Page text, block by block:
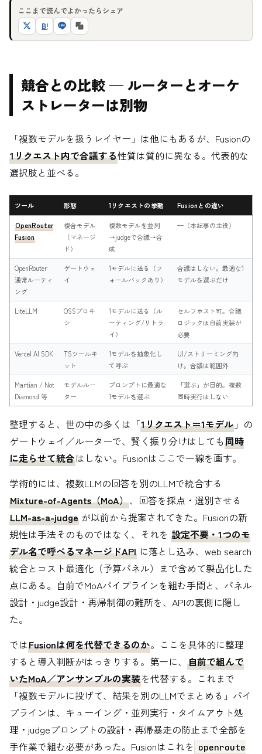
ここまで読んでよかったらシェア
B!
競合との比較 — ルーターとオーケ
ストレーターは別物
「複数モデルを扱うレイヤー」は他にもあるが、Fusionの
1リクエスト内で合議する性質は質的に異なる。代表的な
選択肢と並べる。
ツール 形態 1リクエストの挙動 Fusionとの違い
OpenRouter
Fusion
複合モデル
（マネージ
ド）
複数モデルを並列
→judgeで合議→合
成
—（本記事の主役）
OpenRouter
通常ルーティ
ング
ゲートウェ
イ
1モデルに送る（フ
ォールバックあり）
合議はしない。最適な1
モデルを選ぶだけ
LiteLLM
OSSプロキ
シ
1モデルに送る（ル
ーティング/リトラ
イ）
セルフホスト可。合議
ロジックは自前実装が
必要
Vercel AI SDK
TSツールキ
ット
1モデルを抽象化し
て呼ぶ
UI/ストリーミング向
け。合議は範囲外
Martian / Not
Diamond 等
モデルルー
ター
プロンプトに最適な
1モデルを選ぶ
「選ぶ」が目的。複数
同時実行はしない
整理すると、世の中の多くは「1リクエスト＝1モデル 」の
ゲートウェイ／ルーターで、賢く振り分けはしても同時
に走らせて統合はしない。Fusionはここで一線を画す。
学術的には、複数LLMの回答を別のLLMで統合する
Mixture-of-Agents（MoA）、回答を採点・選別させる
LLM-as-a-judge が以前から提案されてきた。Fusionの新
規性は手法そのものではなく、それを 設定不要・1つのモ
デル名で呼べるマネージドAPI に落とし込み、web search
統合とコスト最適化（予算パネル）まで含めて製品化した
点にある。自前でMoAパイプラインを組む手間と、パネル
設計・judge設計・再帰制御の難所を、APIの裏側に隠し
た。
ではFusionは何を代替できるのか。ここを具体的に整理
すると導入判断がはっきりする。第一に、 自前で組んで
いたMoA／アンサンブルの実装を代替する。これまで
「複数モデルに投げて、結果を別のLLMでまとめる」パイ
プラインは、キューイング・並列実行・タイムアウト処
理・judgeプロンプトの設計・再帰暴走の防止まで全部を
手作業で組む必要があった。Fusionはこれを openroute